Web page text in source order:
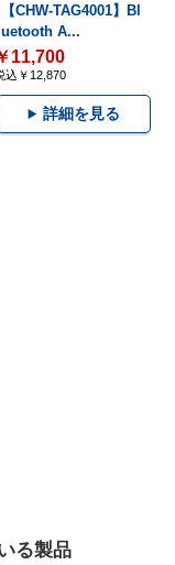
【CHW-TAG4001】Bl
uetooth A...
11,700
込￥12,870
詳細を見る
る製品